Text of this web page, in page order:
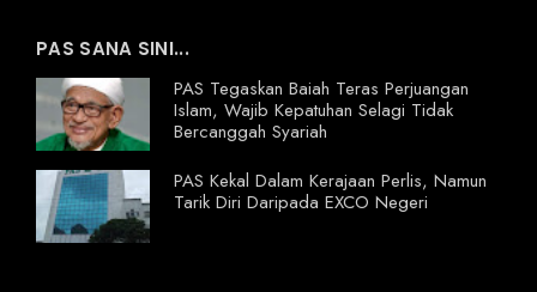
PAS SANA SINI...
PAS Tegaskan Baiah Teras Perjuangan
Islam, Wajib Kepatuhan Selagi Tidak
Bercanggah Syariah
PAS Kekal Dalam Kerajaan Perlis, Namun
Tarik Diri Daripada EXCO Negeri